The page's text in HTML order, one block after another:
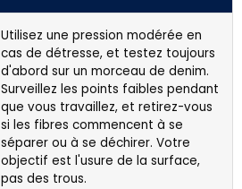
Utilisez une pression modérée en
cas de détresse, et testez toujours
d'abord sur un morceau de denim.
Surveillez les points faibles pendant
que vous travaillez, et retirez-vous
si les fibres commencent à se
séparer ou à se déchirer. Votre
objectif est l'usure de la surface,
pas des trous.